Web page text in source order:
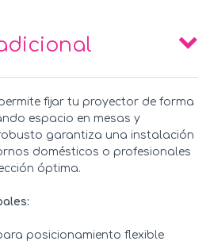
fijar tu proyector de forma
espacio en mesas y
garantiza una instalación
domésticos o profesionales
óptima.
posicionamiento flexible